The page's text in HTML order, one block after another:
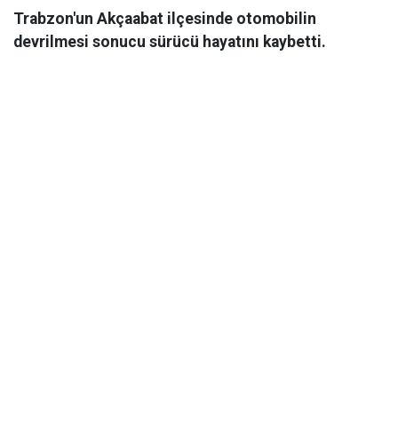
Trabzon'un Akçaabat ilçesinde otomobilin
devrilmesi sonucu sürücü hayatını kaybetti.